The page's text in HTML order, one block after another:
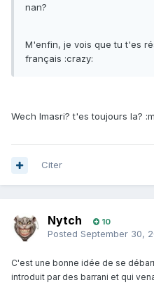
nan?
M'enfin, je vois que tu t'es
français :crazy:
Wech lmasri? t'es toujours la?
Citer
Nytch 10
Posted September 30,
C'est une bonne idée de se
introduit par des barrani et qui